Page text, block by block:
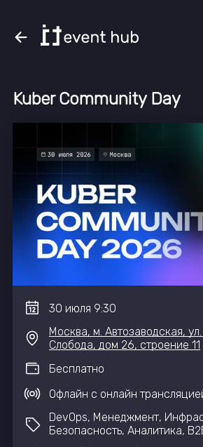
Kuber Community Day
30 июля 9:30
Москва, м. Автозаводская,
Слобода, дом 26, строение 11
Бесплатно
Офлайн с онлайн
DevOps, Менеджмент,
Безопасность, Аналитика,